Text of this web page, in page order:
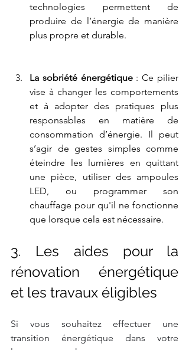
technologies permettent de
produire de l’énergie de manière
plus propre et durable.
La sobriété énergétique : Ce pilier
vise à changer les comportements
et à adopter des pratiques plus
responsables en matière de
consommation d’énergie. Il peut
s’agir de gestes simples comme
éteindre les lumières en quittant
une pièce, utiliser des ampoules
LED, ou programmer son
chauffage pour qu'il ne fonctionne
que lorsque cela est nécessaire.
3. Les aides pour la
rénovation énergétique
et les travaux éligibles
Si vous souhaitez effectuer une
transition énergétique dans votre